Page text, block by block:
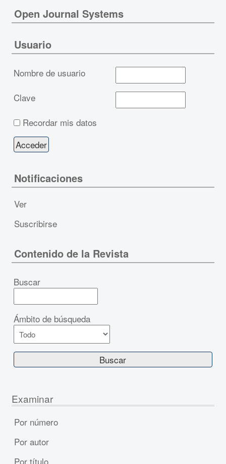
Open Journal Systems
Usuario
Nombre de usuario
Clave
Recordar mis datos
Notificaciones
Ver
Suscribirse
Contenido de la Revista
Buscar
Ámbito de búsqueda
Examinar
Por número
Por autor
Por título